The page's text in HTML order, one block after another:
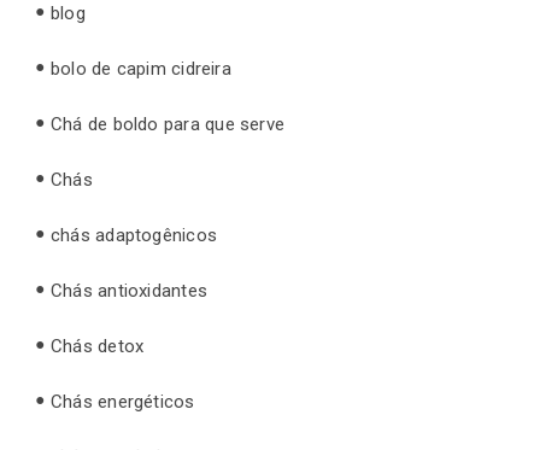
blog
bolo de capim cidreira
Chá de boldo para que serve
Chás
chás adaptogênicos
Chás antioxidantes
Chás detox
Chás energéticos